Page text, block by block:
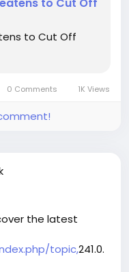
to Cut Off
0 Comments 1K Views
the latest
topic,241.0.